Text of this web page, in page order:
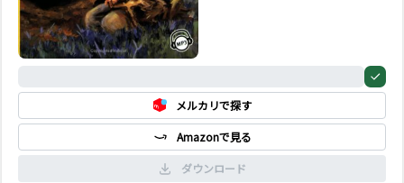
メルカリで探す
Amazonで見る
ダウンロード